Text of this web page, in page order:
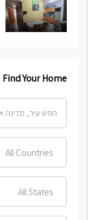
Find Your Home
All Countries
All States